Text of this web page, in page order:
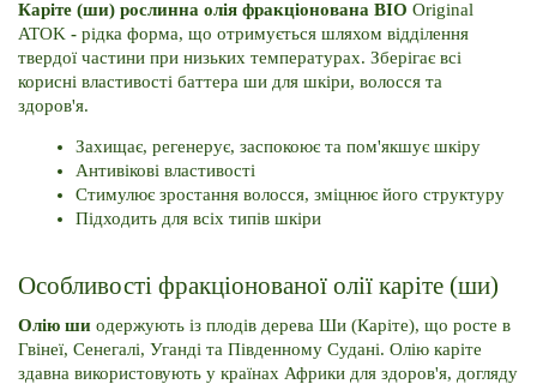
Каріте (ши) рослинна олія фракціонована BIO Original
ATOK - рідка форма, що отримується шляхом відділення
твердої частини при низьких температурах. Зберігає всі
корисні властивості баттера ши для шкіри, волосся та
здоров'я.
Захищає, регенерує, заспокоює та пом'якшує шкіру
Антивікові властивості
Стимулює зростання волосся, зміцнює його структуру
Підходить для всіх типів шкіри
Особливості фракціонованої олії каріте (ши)
Олію ши одержують із плодів дерева Ши (Каріте), що росте в
Гвінеї, Сенегалі, Уганді та Південному Судані. Олію каріте
здавна використовують у країнах Африки для здоров'я, догляду